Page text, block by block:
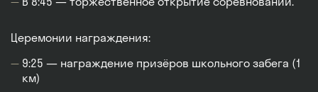
Церемонии награждения:
9:25 — награждение призёров школьного забега (1
км)